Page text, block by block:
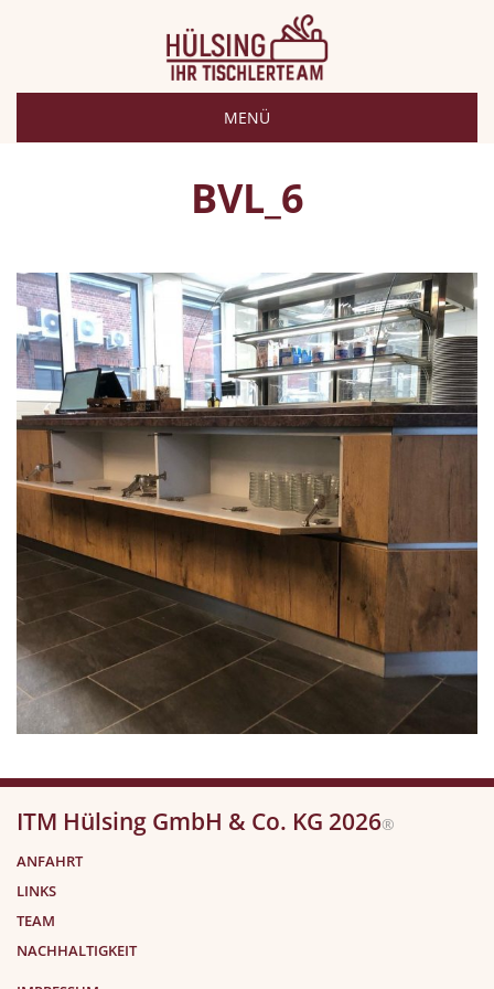
MENÜ
BVL_6
ITM Hülsing GmbH & Co. KG 2026®
ANFAHRT
LINKS
TEAM
NACHHALTIGKEIT